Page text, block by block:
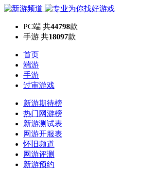
PC端 共44798款
手游 共18097款
首页
端游
手游
过审游戏
新游期待榜
热门网游榜
新游测试表
网游开服表
怀旧频道
网游评测
新游预约